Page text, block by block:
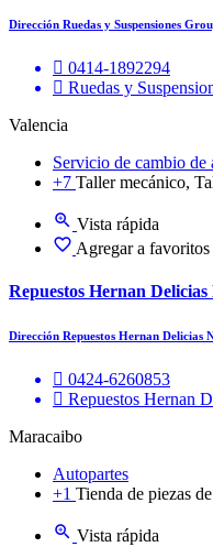
Dirección Ruedas y Suspensiones
0414-1892294
Ruedas y
Valencia
Servicio de cambio de
+7 Taller mecánico,
Vista rápida
Agregar a favoritos
Repuestos Hernan
Dirección Repuestos Hernan Delicias
0424-6260853
Repuestos Hernan
Maracaibo
Autopartes
+1 Tienda de piezas
Vista rápida